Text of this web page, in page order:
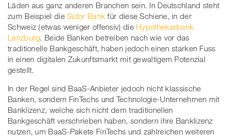
Läden aus ganz anderen Branchen sein. In Deutschland steht
zum Beispiel dieSutor Bank für diese Schiene, in der
Schweiz (etwas weniger offensiv) die Hypothekarbank
Lenzburg. Beide Banken betreiben nach wie vor das
traditionelle Bankgeschäft, haben jedoch einen starken Fuss
in einen digitalen Zukunftsmarkt mit gewaltigem Potenzial
gestellt.
In der Regel sind BaaS-Anbieter jedoch nicht klassische
Banken, sondern FinTechs und Technologie-Unternehmen mit
Banklizenz, welche sich nicht dem traditionellen
Bankgeschäft verschrieben haben, sondern ihre Banklizenz
nutzen, um BaaS-Pakete FinTechs und zahlreichen weiteren